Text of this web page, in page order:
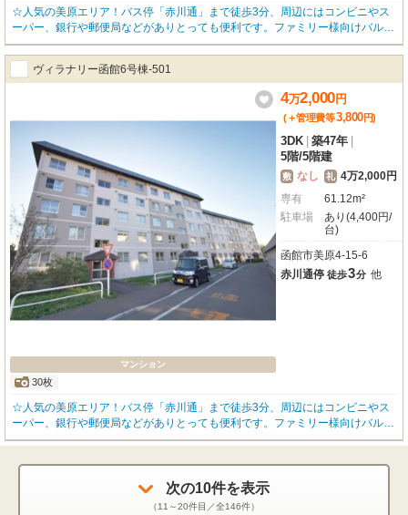
☆人気の美原エリア！バス停「赤川通」まで徒歩3分、周辺にはコンビニやス
ーパー、銀行や郵便局などがありとっても便利です。ファミリー様向けバルコ
ニー付3DK、ガスは経済的な都市ガス仕様、ガス暖房付き。エアコンも取付致
しますので一年中快適に過ごせます。駐車場も2台OK（台数限定）！ お問い
合わせはOKハウス函館店(0138-85-8622)まで、お気軽にご連絡下さい☆
ヴィラナリー函館6号棟-501
マンション
30枚
4万2,000円
(＋管理費等3,800円)
3DK 築47年
5階/5階建
敷 なし 礼 4万2,000円
専有
61.12m²
駐車場
あり(4,400円/
台)
函館市美原4-15-6
赤川通停 徒歩3分 他
☆人気の美原エリア！バス停「赤川通」まで徒歩3分、周辺にはコンビニやス
ーパー、銀行や郵便局などがありとっても便利です。ファミリー様向けバルコ
ニー付3DK、ガスは経済的な都市ガス仕様、ガス暖房付き。エアコンも取付致
合わせはOKハウス函館店(0138-85-8622)まで、お気軽にご連絡下さい☆
次の10件を表示
（11～20件目／全146件）